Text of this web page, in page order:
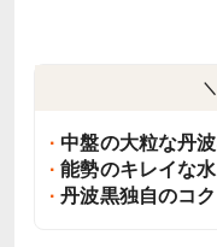
中盤の大粒な丹波
能勢のキレイな
丹波黒独自のコ